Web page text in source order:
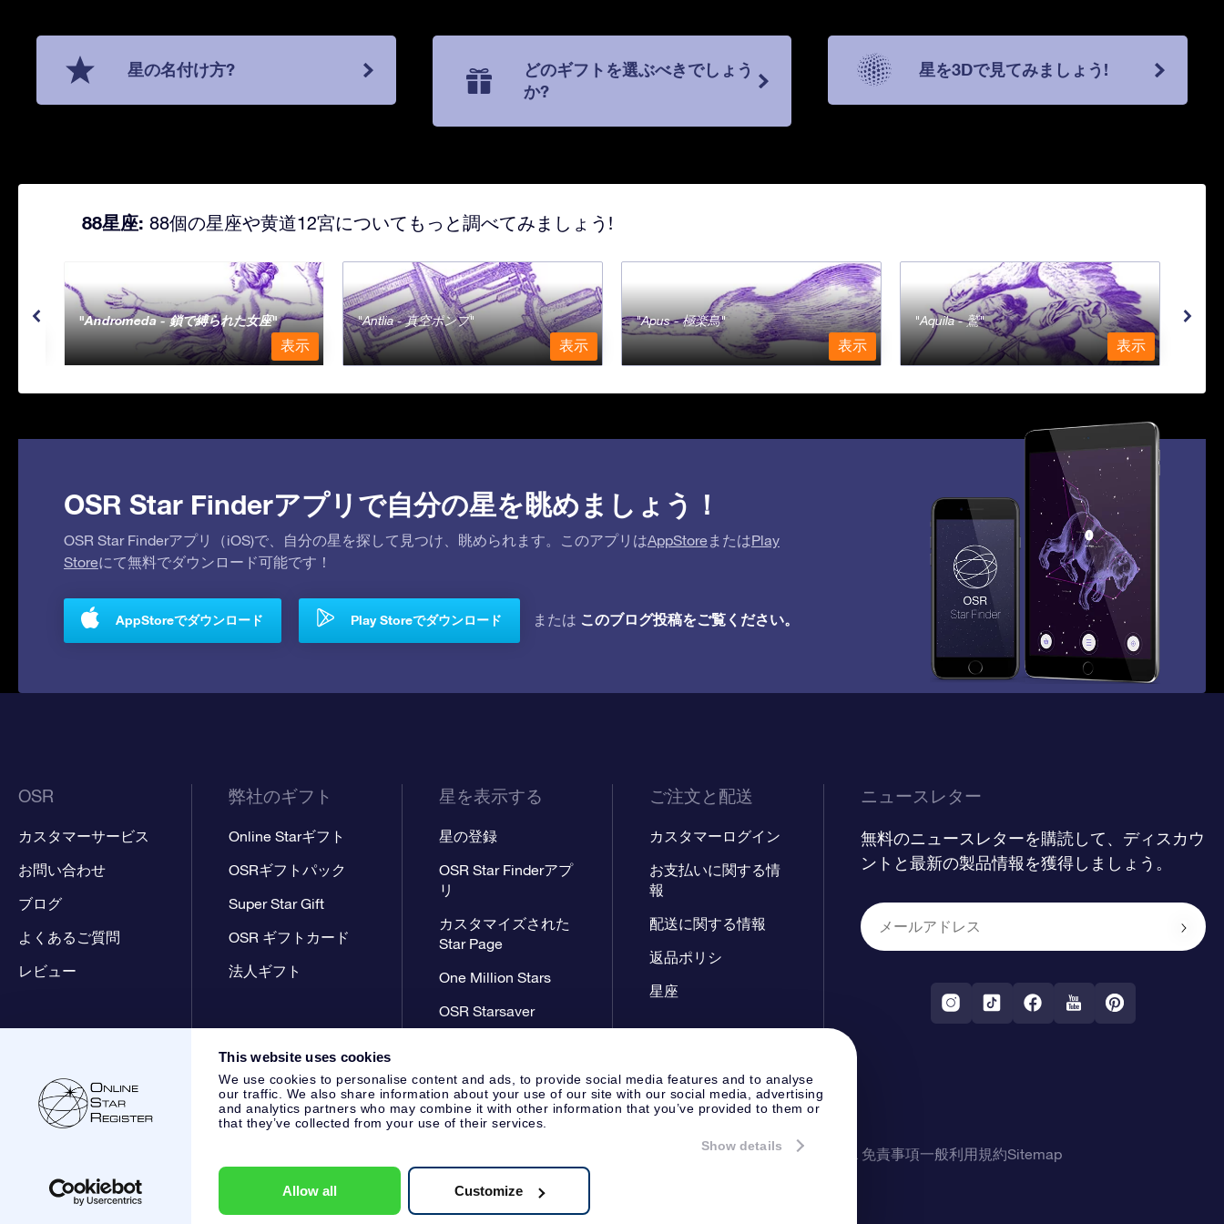
This website uses cookies
We use cookies to personalise content and ads, to provide social media features and to analyse
our traffic. We also share information about your use of our site with our social media, advertising
and analytics partners who may combine it with other information that you’ve provided to them or
that they’ve collected from your use of their services.
Show details
Allow all Customize
星の名付け方?
どのギフトを選ぶべきでしょう
か?
星を3Dで見てみましょう!
88星座: 88個の星座や黄道12宮についてもっと調べてみましょう!
Andromeda - 鎖で縛られた女座
表示
Antlia - 真空ポンプ
表示
Apus - 極楽鳥
表示
Aquila - 鷲
表示
OSR Star Finderアプリで自分の星を眺めましょう！
OSR Star Finderアプリ（iOS)で、自分の星を探して見つけ、眺められます。このアプリはAppStore またはPlay
Storeにて無料でダウンロード可能です！
AppStoreでダウンロード Play Storeでダウンロード または このブログ投稿をご覧ください。
OSR
カスタマーサービス
お問い合わせ
ブログ
よくあるご質問
レビュー
弊社のギフト
Online Starギフト
OSRギフトパック
Super Star Gift
OSR ギフトカード
法人ギフト
星を表示する
星の登録
OSR Star Finderアプ
リ
カスタマイズされた
Star Page
One Million Stars
OSR Starsaver
ご注文と配送
カスタマーログイン
お支払いに関する情
報
配送に関する情報
返品ポリシ
星座
ニュースレター
無料のニュースレターを購読して、ディスカウ
ントと最新の製品情報を獲得しましょう。
カスタマーサービス:
KVK: 60333553, VAT: NL 8538.62.722B01
プライバシーポリシー & 免責事項一般利用規約Sitemap